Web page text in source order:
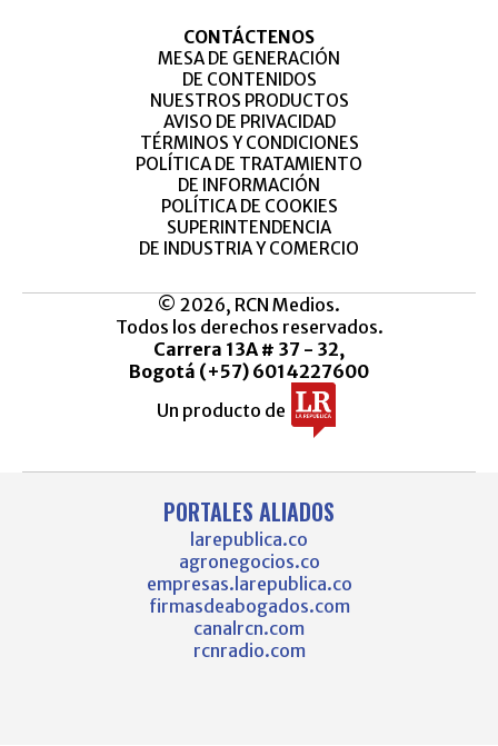
CONTÁCTENOS
MESA DE GENERACIÓN
DE CONTENIDOS
NUESTROS PRODUCTOS
AVISO DE PRIVACIDAD
TÉRMINOS Y CONDICIONES
POLÍTICA DE TRATAMIENTO
DE INFORMACIÓN
POLÍTICA DE COOKIES
SUPERINTENDENCIA
DE INDUSTRIA Y COMERCIO
© 2026, RCN Medios.
Todos los derechos reservados.
Carrera 13A # 37 - 32,
Bogotá (+57) 6014227600
Un producto de
PORTALES ALIADOS
larepublica.co
agronegocios.co
empresas.larepublica.co
firmasdeabogados.com
canalrcn.com
rcnradio.com